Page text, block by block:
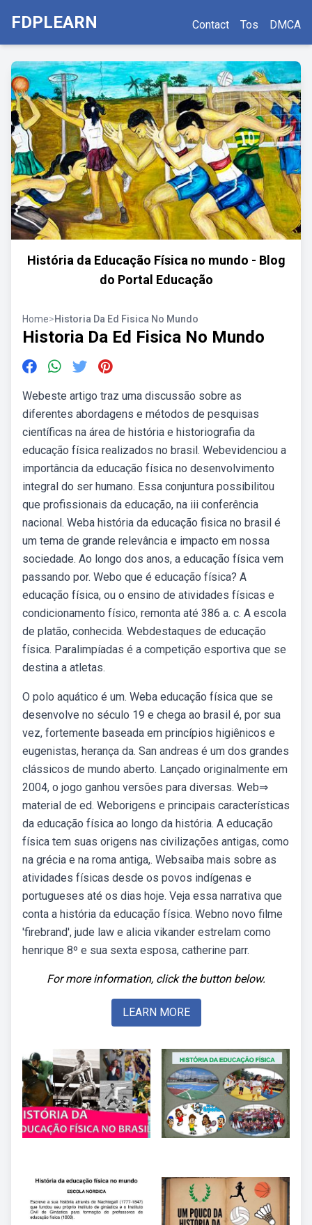
FDPLEARN Contact Tos DMCA
História da Educação Física no mundo - Blog
do Portal Educação
Home>Historia Da Ed Fisica No Mundo
Historia Da Ed Fisica No Mundo
Webeste artigo traz uma discussão sobre as
diferentes abordagens e métodos de pesquisas
científicas na área de história e historiografia da
educação física realizados no brasil. Webevidenciou a
importância da educação física no desenvolvimento
integral do ser humano. Essa conjuntura possibilitou
que profissionais da educação, na iii conferência
nacional. Weba história da educação fisica no brasil é
um tema de grande relevância e impacto em nossa
sociedade. Ao longo dos anos, a educação física vem
passando por. Webo que é educação física? A
educação física, ou o ensino de atividades físicas e
condicionamento físico, remonta até 386 a. c. A escola
de platão, conhecida. Webdestaques de educação
física. Paralimpíadas é a competição esportiva que se
destina a atletas.
O polo aquático é um. Weba educação física que se
desenvolve no século 19 e chega ao brasil é, por sua
vez, fortemente baseada em princípios higiênicos e
eugenistas, herança da. San andreas é um dos grandes
clássicos de mundo aberto. Lançado originalmente em
2004, o jogo ganhou versões para diversas. Web⇒
material de ed. Weborigens e principais características
da educação física ao longo da história. A educação
física tem suas origens nas civilizações antigas, como
na grécia e na roma antiga,. Websaiba mais sobre as
atividades físicas desde os povos indígenas e
portugueses até os dias hoje. Veja essa narrativa que
conta a história da educação física. Webno novo filme
'firebrand', jude law e alicia vikander estrelam como
henrique 8º e sua sexta esposa, catherine parr.
For more information, click the button below.
LEARN MORE